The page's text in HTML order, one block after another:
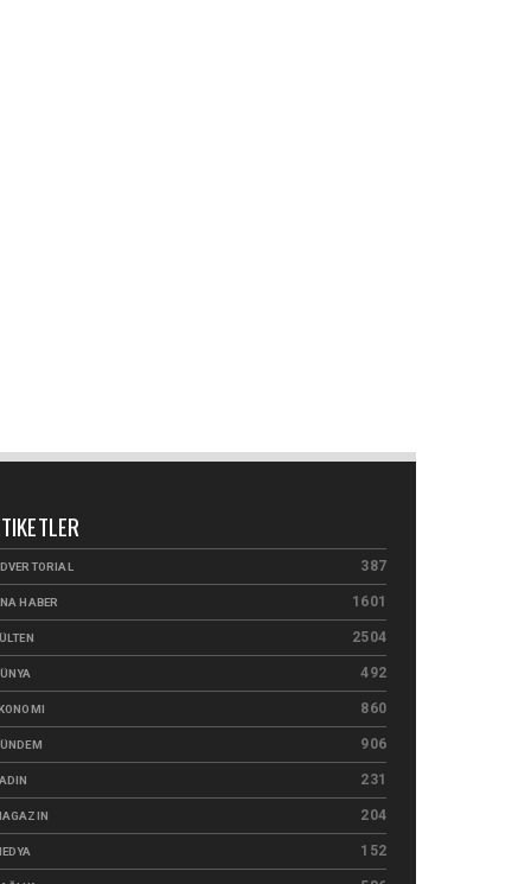
387
HABER 1601
2504
492
860
906
231
204
152